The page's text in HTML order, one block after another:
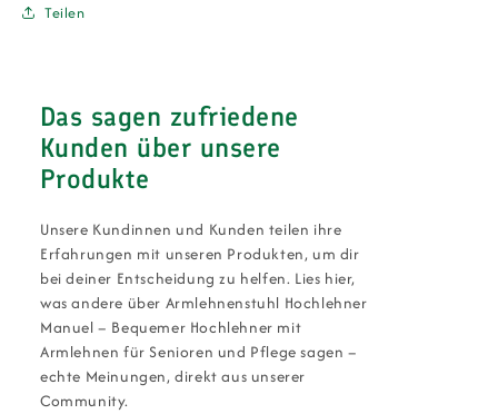
Teilen
Das sagen zufriedene
Kunden über unsere
Produkte
Unsere Kundinnen und Kunden teilen ihre
Erfahrungen mit unseren Produkten, um dir
bei deiner Entscheidung zu helfen. Lies hier,
was andere über Armlehnenstuhl Hochlehner
Manuel – Bequemer Hochlehner mit
Armlehnen für Senioren und Pflege sagen –
echte Meinungen, direkt aus unserer
Community.